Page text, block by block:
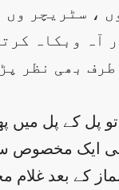
، سٹریچر
آہ وبکاہ
بھی نظر
ایک مخصوص
کے بعد